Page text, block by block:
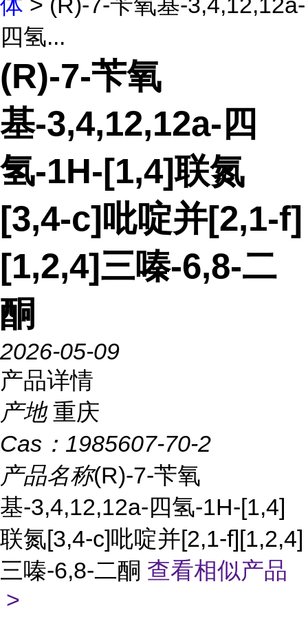
四氢...
(R)-7-苄氧
基-3,4,12,12a-四
氢-1H-[1,4]联氮
[3,4-c]吡啶并[2,1-f]
[1,2,4]三嗪-6,8-二
酮
2026-05-09
产品详情
产地 重庆
Cas： 1985607-70-2
产品名称(R)-7-苄氧
基-3,4,12,12a-四氢-1H-[1,4]
联氮[3,4-c]吡啶并[2,1-f][1,2,4]
三嗪-6,8-二酮 查看相似产品
>